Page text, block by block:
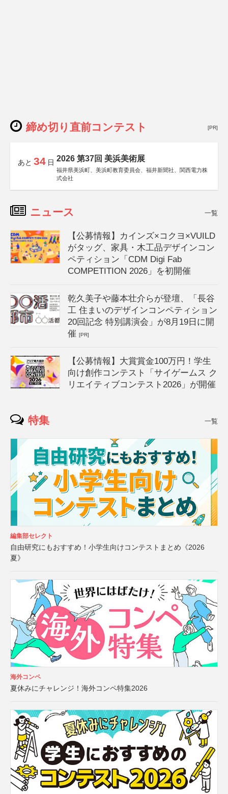
締め切り直前コンテスト [PR]
あと 34 日 2026 第37回 美浜美術展
福井県美浜町、美浜町教育委員会、福井新聞社、関西電力株
式会社
ニュース 一覧
【公募情報】カインズ×コクヨ×VUILD
がタッグ、家具・木工品デザインコン
ペティション「CDM Digi Fab
COMPETITION 2026」を初開催
乾久美子や藤本壮介らが登壇、「長谷
工 住まいのデザインコンペティション
20回記念 特別講演会」が8月19日に開
催[PR]
【公募情報】大賞賞金100万円！学生
向け創作コンテスト「サイゲームス ク
リエイティブコンテスト2026」が開催
特集 一覧
編集部セレクト
自由研究にもおすすめ！小学生向けコンテストまとめ《2026
夏》
海外コンペ
夏休みにチャレンジ！海外コンペ特集2026